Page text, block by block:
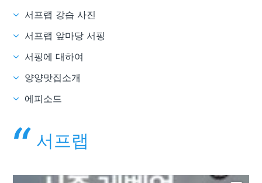
서프랩 강습 사진
서프랩 앞마당 서핑
서핑에 대하여
양양맛집소개
에피소드
서프랩